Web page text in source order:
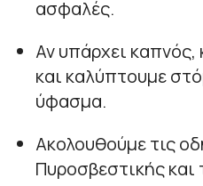
ασφαλές.
Αν υπάρχει
και καλύπτουμε
ύφασμα.
Ακολουθούμε τις
Πυροσβεστικής και